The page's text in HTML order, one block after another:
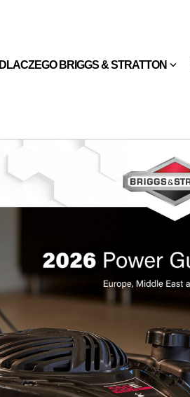
DLACZEGO BRIGGS & STRATTON